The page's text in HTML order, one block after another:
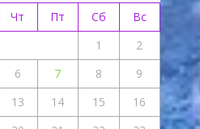
Чт Пт Сб
Вс
1
2
6 7 8
9
13 14 15
16